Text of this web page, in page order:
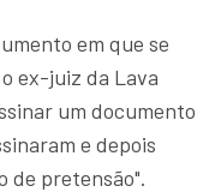
em que se
ex-juiz da Lava
um documento
e depois
de pretensão".